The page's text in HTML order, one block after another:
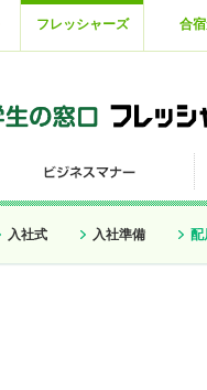
フレッシャーズ 合
入社式 入社準備 配